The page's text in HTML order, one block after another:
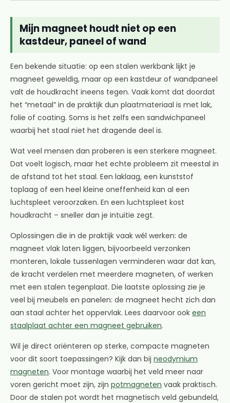
Mijn magneet houdt niet op een
kastdeur, paneel of wand
Een bekende situatie: op een stalen werkbank lijkt je
magneet geweldig, maar op een kastdeur of wandpaneel
valt de houdkracht ineens tegen. Vaak komt dat doordat
het “metaal” in de praktijk dun plaatmateriaal is met lak,
folie of coating. Soms is het zelfs een sandwichpaneel
waarbij het staal niet het dragende deel is.
Wat veel mensen dan proberen is een sterkere magneet.
Dat voelt logisch, maar het echte probleem zit meestal in
de afstand tot het staal. Een laklaag, een kunststof
toplaag of een heel kleine oneffenheid kan al een
luchtspleet veroorzaken. En een luchtspleet kost
houdkracht – sneller dan je intuïtie zegt.
Oplossingen die in de praktijk vaak wél werken: de
magneet vlak laten liggen, bijvoorbeeld verzonken
monteren, lokale tussenlagen verminderen waar dat kan,
de kracht verdelen met meerdere magneten, of werken
met een stalen tegenplaat. Die laatste oplossing zie je
veel bij meubels en panelen: de magneet hecht zich dan
aan staal achter het oppervlak. Lees daarvoor ook een
staalplaat achter een magneet gebruiken.
Wil je direct oriënteren op sterke, compacte magneten
voor dit soort toepassingen? Kijk dan bij neodymium
magneten. Voor montage waarbij het veld meer naar
voren gericht moet zijn, zijn potmagneten vaak praktisch.
Door de stalen pot wordt het magnetisch veld gebundeld,